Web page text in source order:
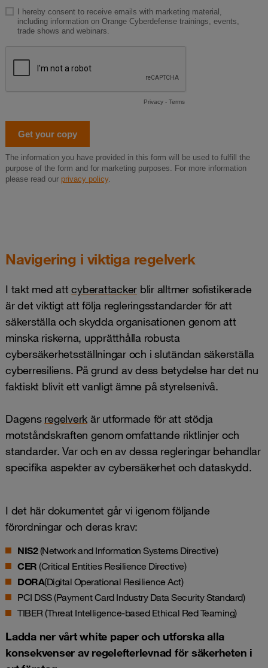
Navigering i viktiga regelverk
I takt med attcyberattacker blir alltmer sofistikerade
är det viktigt att följa regleringsstandarder för att
säkerställa och skydda organisationen genom att
minska riskerna, upprätthålla robusta
cybersäkerhetsställningar och i slutändan säkerställa
cyberresiliens. På grund av dess betydelse har det nu
faktiskt blivit ett vanligt ämne på styrelsenivå.
Dagens regelverk är utformade för att stödja
motståndskraften genom omfattande riktlinjer och
standarder. Var och en av dessa regleringar behandlar
specifika aspekter av cybersäkerhet och dataskydd.
I det här dokumentet går vi igenom följande
förordningar och deras krav:
NIS2(Network and Information Systems Directive)
CER (Critical Entities Resilience Directive)
DORA(Digital Operational Resilience Act)
PCI DSS(Payment Card Industry Data Security Standard)
TIBER (Threat Intelligence-based Ethical Red Teaming)
Ladda ner vårt white paper och utforska alla
konsekvenser av regelefterlevnad för säkerheten i